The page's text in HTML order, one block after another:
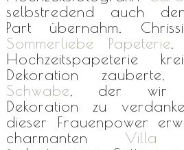
selbstredend auch
Part übernahm.
Sommerliebe Papeterie,
Hochzeitspapeterie
Dekoration
Schwabe, der wir
Dekoration zu
dieser Frauenpower
charmantenVilla